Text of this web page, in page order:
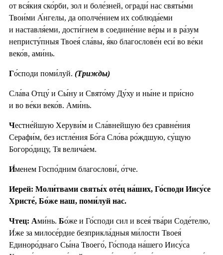
от вся́кия ско́рби, зол и боле́зней, огради́ нас святы́ми
Твои́ми А́нгелы, да ополче́нием их соблюда́еми
и наставля́еми, дости́гнем в соедине́ние ве́ры и в ра́зум
непристу́пныя Твоея́ сла́вы, я́ко благослове́н еси́ во ве́ки
веко́в, ами́нь.
Го́споди поми́луй. (Трижды)
Сла́ва Отцу́ и Сы́ну и Свято́му Ду́ху и ны́не и при́сно
и во ве́ки веко́в. Ами́нь.
Честне́йшую Херуви́м и Сла́внейшую без сравне́ния
Серафи́м, без истле́ния Бо́га Сло́ва ро́ждшую, су́щую
Богоро́дицу, Тя велича́ем.
И́менем Госпо́дним благослови́, о́тче.
Иерей: Моли́твами святы́х оте́ц на́ших, Го́споди Иису́се
Христе́, Бо́же наш, поми́луй нас.
Чтец: Ами́нь. Бо́же и Го́споди сил и всея́ тва́ри Соде́телю,
И́же за милосе́рдие безприкла́дныя ми́лости Твоея́
Единоро́днаго Сы́на Твоего́, Го́спода на́шего Иису́са